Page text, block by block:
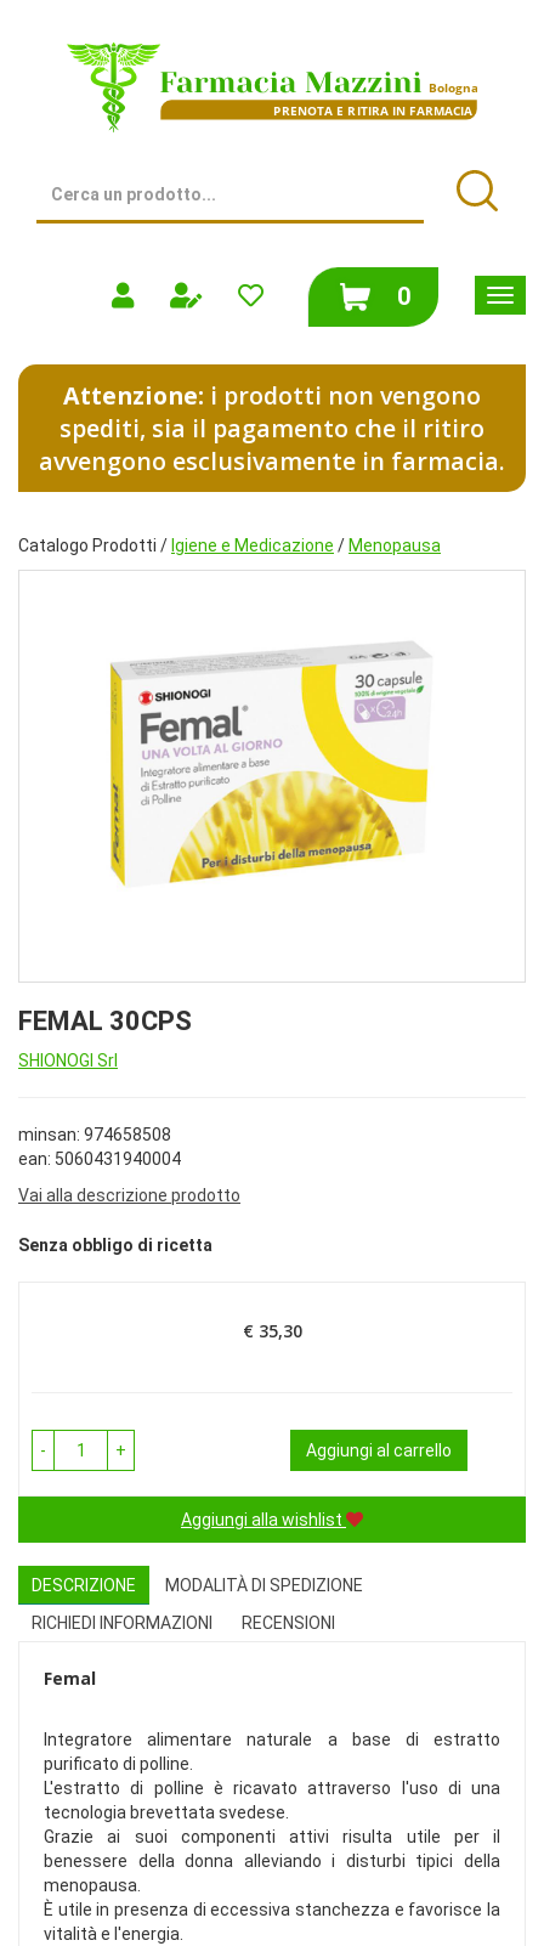
contenuto
Farmacia
Prodotto
0prodotti
inseriti
Attenzione: i prodotti non vengono
spediti, sia il pagamento che il ritiro
avvengono esclusivamente in farmacia.
Catalogo Prodotti / Igiene e Medicazione / Menopausa
FEMAL 30CPS
SHIONOGI Srl
minsan: 974658508
ean: 5060431940004
Vai alla descrizione prodotto
Senza obbligo di ricetta
Prezzo
€ 35,30
- + Aggiungi al carrello
Aggiungi alla wishlist
DESCRIZIONE
MODALITÀ DI SPEDIZIONE
RICHIEDI INFORMAZIONI
RECENSIONI
Femal
Integratore alimentare naturale a base di estratto
purificato di polline.
L'estratto di polline è ricavato attraverso l'uso di una
tecnologia brevettata svedese.
Grazie ai suoi componenti attivi risulta utile per il
benessere della donna alleviando i disturbi tipici della
menopausa.
È utile in presenza di eccessiva stanchezza e favorisce la
vitalità e l'energia.